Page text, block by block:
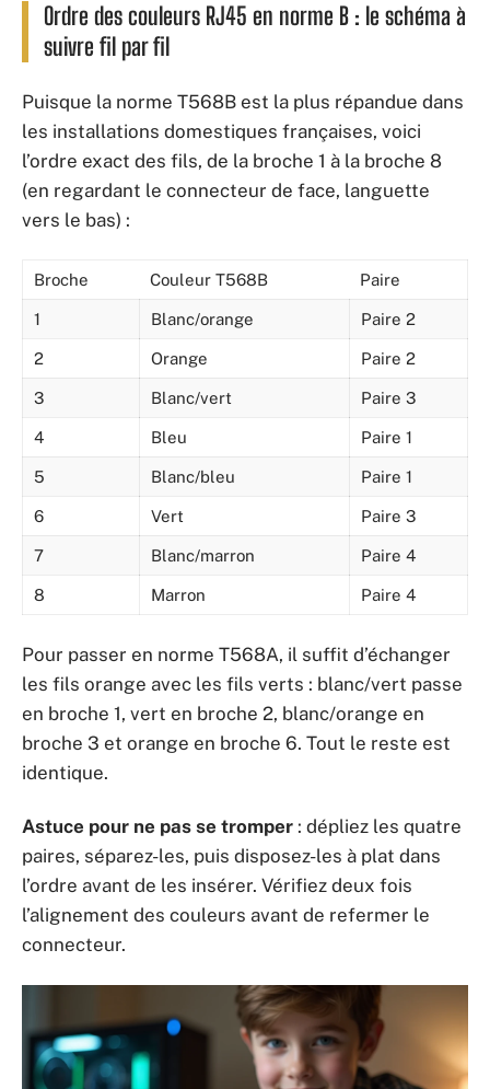
Ordre des couleurs RJ45 en norme B : le schéma à
suivre fil par fil
Puisque la norme T568B est la plus répandue dans
les installations domestiques françaises, voici
l’ordre exact des fils, de la broche 1 à la broche 8
(en regardant le connecteur de face, languette
vers le bas) :
Broche Couleur T568B Paire
1 Blanc/orange Paire 2
2 Orange Paire 2
3 Blanc/vert Paire 3
4 Bleu Paire 1
5 Blanc/bleu Paire 1
6 Vert Paire 3
7 Blanc/marron Paire 4
8 Marron Paire 4
Pour passer en norme T568A, il suffit d’échanger
les fils orange avec les fils verts : blanc/vert passe
en broche 1, vert en broche 2, blanc/orange en
broche 3 et orange en broche 6. Tout le reste est
identique.
Astuce pour ne pas se tromper : dépliez les quatre
paires, séparez-les, puis disposez-les à plat dans
l’ordre avant de les insérer. Vérifiez deux fois
l’alignement des couleurs avant de refermer le
connecteur.